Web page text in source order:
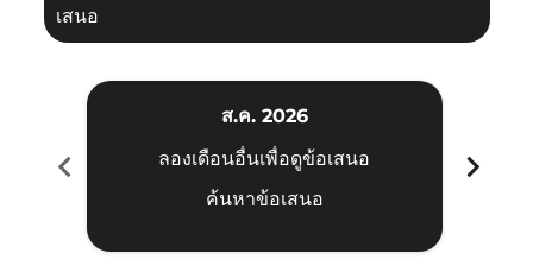
เสนอ
chevron_left
ส.ค. 2026
ลองเดือนอื่นเพื่อดูข้อเสนอ
ค้นหาข้อเสนอ
chevron_right